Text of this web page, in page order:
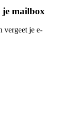
je mailbox
vergeet je e-